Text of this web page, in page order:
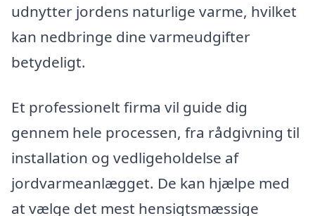
udnytter jordens naturlige varme, hvilket
kan nedbringe dine varmeudgifter
betydeligt.
Et professionelt firma vil guide dig
gennem hele processen, fra rådgivning til
installation og vedligeholdelse af
jordvarmeanlægget. De kan hjælpe med
at vælge det mest hensigtsmæssige